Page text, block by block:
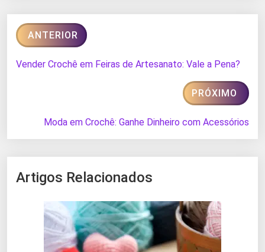
ANTERIOR
Vender Crochê em Feiras de Artesanato: Vale a Pena?
PRÓXIMO
Moda em Crochê: Ganhe Dinheiro com Acessórios
Artigos Relacionados